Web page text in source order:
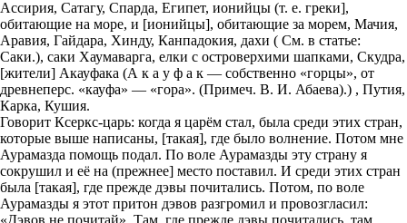
Ассирия, Сатагу, Спарда, Египет, ионийцы (т. е. греки],
обитающие на море, и [ионийцы], обитающие за морем, Мачия,
Аравия, Гайдара, Хинду, Канпадокия, дахи ( См. в статье:
Саки.), саки Хаумаварга, елки с островерхими шапками, Скудра,
[жители] Акауфака (А к а у ф а к — собственно «горцы», от
древнеперс. «кауфа» — «гора». (Примеч. В. И. Абаева).) , Путия,
Карка, Кушия.
Говорит Ксеркс-царь: когда я царём стал, была среди этих стран,
которые выше написаны, [такая], где было волнение. Потом мне
Аурамазда помощь подал. По воле Аурамазды эту страну я
сокрушил и её на (прежнее] место поставил. И среди этих стран
была [такая], где прежде дэвы почитались. Потом, по воле
Аурамазды я этот притон дэвов разгромил и провозгласил:
«Дэвов не почитай». Там, где прежде дэвы почитались, там